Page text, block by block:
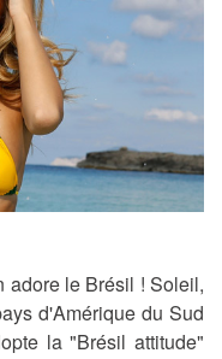
adore le Brésil ! Soleil,
d'Amérique du Sud
la "Brésil attitude"